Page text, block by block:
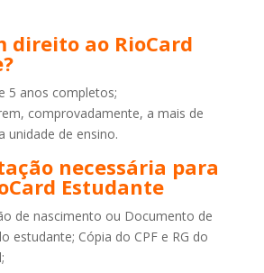
direito ao RioCard
5 anos completos;
comprovadamente, a mais de
unidade de ensino.
necessária para
Estudante
de nascimento ou Documento de
estudante; Cópia do CPF e RG do